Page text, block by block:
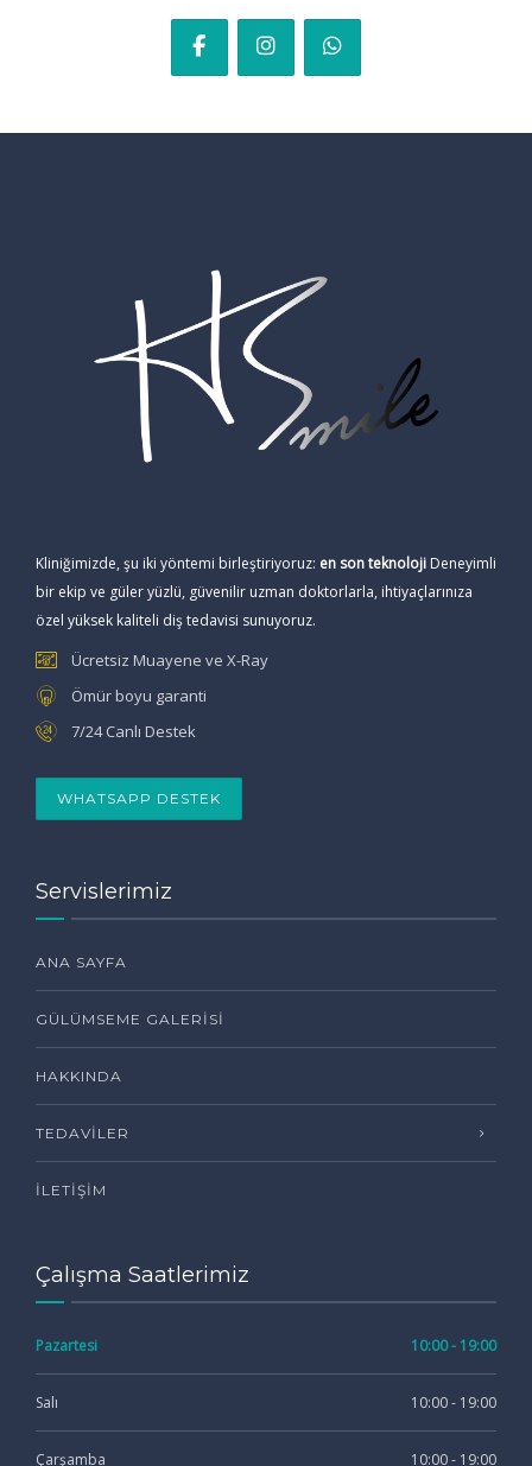
Kliniğimizde, şu iki yöntemi birleştiriyoruz: en son teknoloji Deneyimli
bir ekip ve güler yüzlü, güvenilir uzman doktorlarla, ihtiyaçlarınıza
özel yüksek kaliteli diş tedavisi sunuyoruz.
Ücretsiz Muayene ve X-Ray
Ömür boyu garanti
7/24 Canlı Destek
WHATSAPP DESTEK
Servislerimiz
ANA SAYFA
GÜLÜMSEME GALERISI
HAKKINDA
TEDAVILER
İLETIŞIM
Çalışma Saatlerimiz
Pazartesi 10:00 - 19:00
Salı 10:00 - 19:00
Çarşamba 10:00 - 19:00